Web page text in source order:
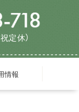
定休）
情報